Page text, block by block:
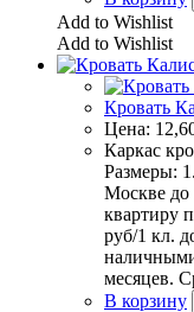
Add to Wishlist
Add to Wishlist
Кровать
Цена:
Каркас
Размеры:
Москве
квартиру
руб/1 кл.
месяцев.
В корзину